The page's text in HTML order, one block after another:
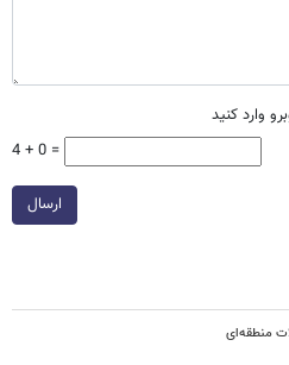
وارد کنید
4 + 0 =
ارسال
منطقه‌ای